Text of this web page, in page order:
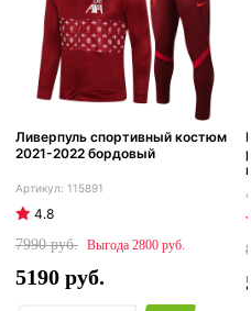
Ливерпуль спортивный костюм
2021-2022 бордовый
115891
4.8
7990
2800
5190